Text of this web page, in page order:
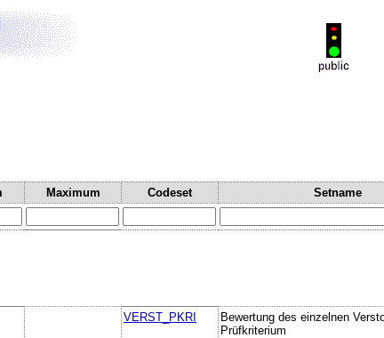
Maximum Codeset Setname
VERST_PKRI
Bewertung des einzelnen
Prüfkriterium